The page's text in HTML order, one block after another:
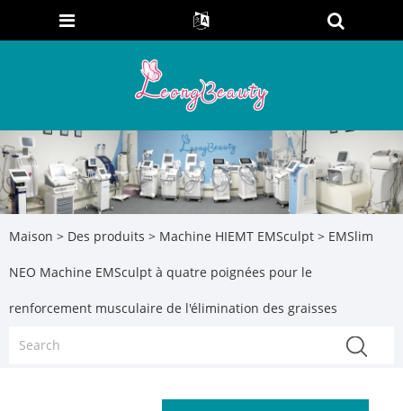
Maison > Des produits > Machine HIEMT EMSculpt > EMSlim
NEO Machine EMSculpt à quatre poignées pour le
renforcement musculaire de l'élimination des graisses